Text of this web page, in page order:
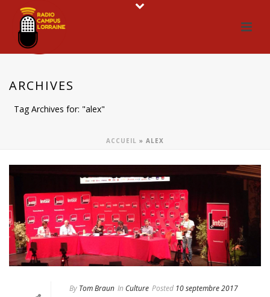
ARCHIVES
Tag Archives for: "alex"
ACCUEIL » ALEX
By Tom Braun In Culture Posted 10 septembre 2017